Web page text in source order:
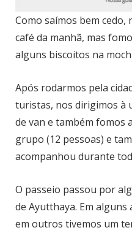
Como saímos bem
café da manhã, mas
alguns biscoitos na
Após rodarmos pela
turistas, nos dirigimos à
de van e também fomos
grupo (12 pessoas) e
acompanhou durante
O passeio passou por
de Ayutthaya. Em
em outros tivemos um